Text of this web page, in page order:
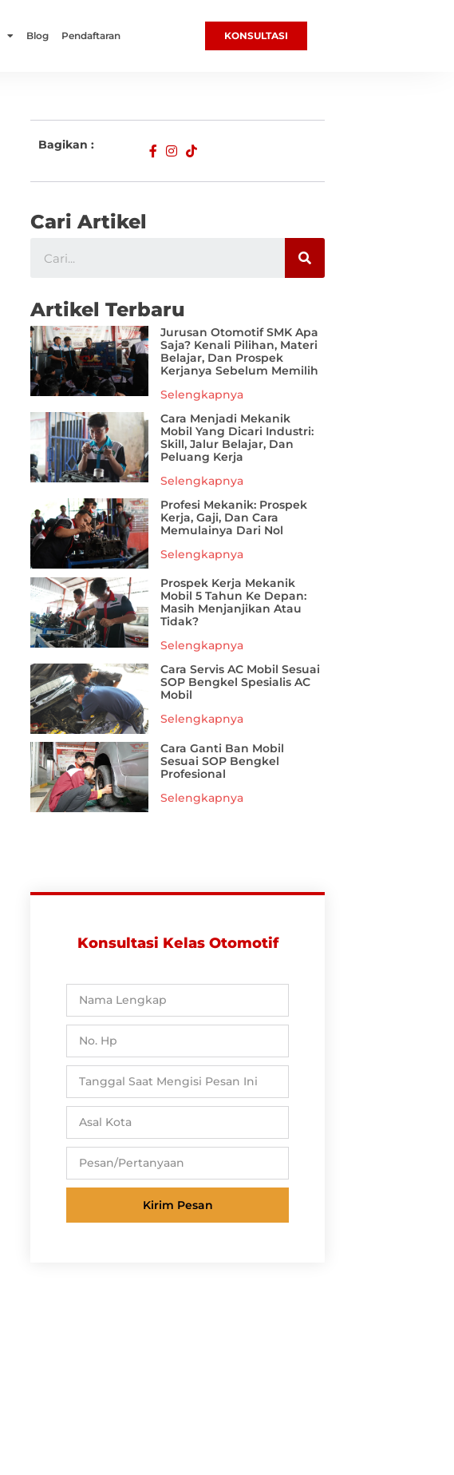
Blog Pendaftaran KONSULTASI
Bagikan :
Cari Artikel
Artikel Terbaru
Jurusan Otomotif SMK Apa
Saja? Kenali Pilihan, Materi
Belajar, Dan Prospek
Kerjanya Sebelum Memilih
Selengkapnya
Cara Menjadi Mekanik
Mobil Yang Dicari Industri:
Skill, Jalur Belajar, Dan
Peluang Kerja
Selengkapnya
Profesi Mekanik: Prospek
Kerja, Gaji, Dan Cara
Memulainya Dari Nol
Selengkapnya
Prospek Kerja Mekanik
Mobil 5 Tahun Ke Depan:
Masih Menjanjikan Atau
Tidak?
Selengkapnya
Cara Servis AC Mobil Sesuai
SOP Bengkel Spesialis AC
Mobil
Selengkapnya
Cara Ganti Ban Mobil
Sesuai SOP Bengkel
Profesional
Selengkapnya
Konsultasi Kelas Otomotif
Kirim Pesan